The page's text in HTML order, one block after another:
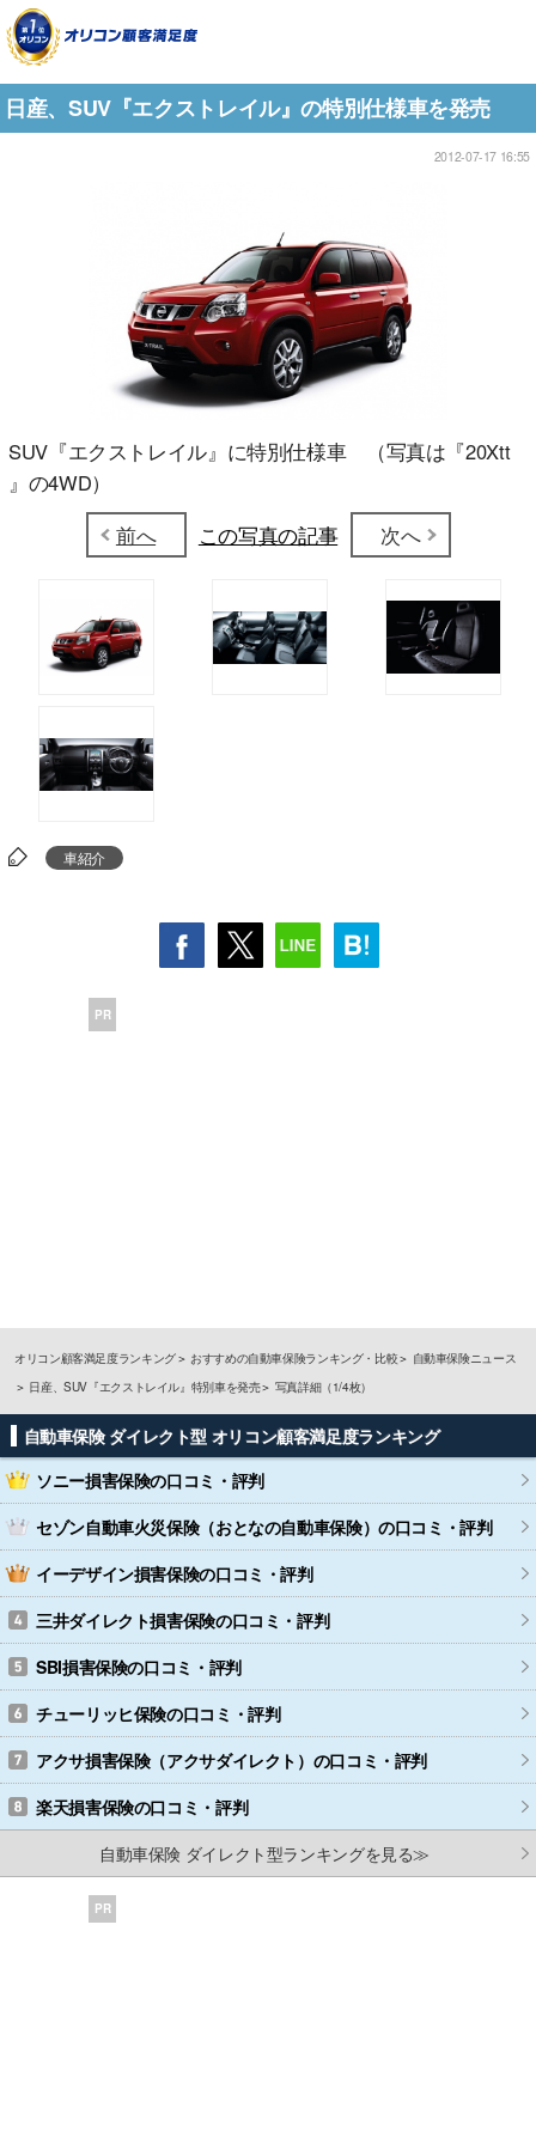
日産、SUV『エクストレイル』の特別仕様車を発売
2012-07-17 16:55
SUV『エクストレイル』に特別仕様車 （写真は『20Xtt
』の4WD）
前へ
この写真の記事 次へ
車紹介
PR
オリコン顧客満足度ランキング おすすめの自動車保険ランキング・比較
自動車保険ニュース
日産、SUV『エクストレイル』特別車を発売
写真詳細（1/4枚）
自動車保険 ダイレクト型 オリコン顧客満足度ランキング
ソニー損害保険の口コミ・評判
セゾン自動車火災保険（おとなの自動車保険）の口コミ・評判
イーデザイン損害保険の口コミ・評判
三井ダイレクト損害保険の口コミ・評判
SBI損害保険の口コミ・評判
チューリッヒ保険の口コミ・評判
アクサ損害保険（アクサダイレクト） の口コミ・評判
楽天損害保険の口コミ・評判
自動車保険 ダイレクト型ランキングを見る≫
PR